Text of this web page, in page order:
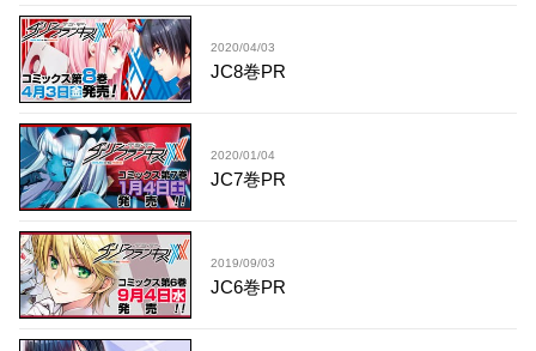
2020/04/03
JC8巻PR
2020/01/04
JC7巻PR
2019/09/03
JC6巻PR